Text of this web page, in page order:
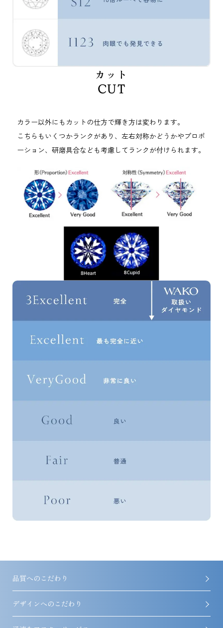
カット
CUT
カラー以外にもカットの仕方で輝き方は変わります。
こちらもいくつかランクがあり、左右対称かどうかやプロポ
ーション、研磨具合なども考慮してランクが付けられます。
品質へのこだわり
デザインへのこだわり